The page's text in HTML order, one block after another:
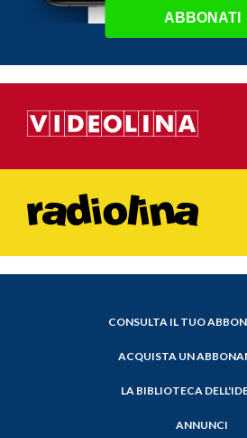
ABBONATI
CONSULTA IL TUO
ACQUISTA UN
LA BIBLIOTECA
ANNUNCI